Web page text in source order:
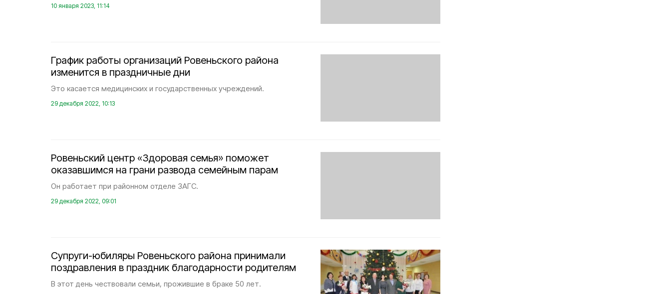
10 января 2023, 11:14
График работы организаций Ровеньского района
изменится в праздничные дни
Это касается медицинских и государственных учреждений.
29 декабря 2022, 10:13
Ровеньский центр «Здоровая семья» поможет
оказавшимся на грани развода семейным парам
Он работает при районном отделе ЗАГС.
29 декабря 2022, 09:01
Супруги-юбиляры Ровеньского района принимали
поздравления в праздник благодарности родителям
В этот день чествовали семьи, прожившие в браке 50 лет.